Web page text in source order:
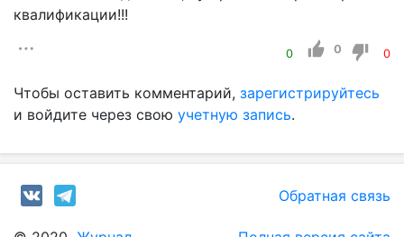
квалификации!!!
0 0 0
Чтобы оставить комментарий, зарегистрируйтесь
и войдите через свою учетную запись.
Обратная связь